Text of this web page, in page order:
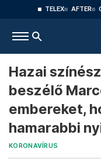
TELEX AFTER
Hazai
beszélő
embereket,
hamarabbi
KORONAVÍRUS